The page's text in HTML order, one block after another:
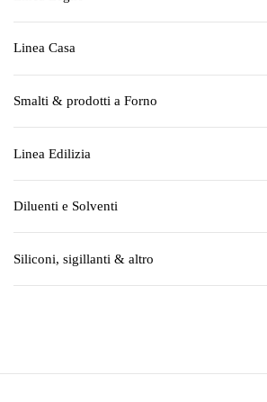
Linea Casa
Smalti & prodotti a Forno
Linea Edilizia
Diluenti e Solventi
Siliconi, sigillanti & altro